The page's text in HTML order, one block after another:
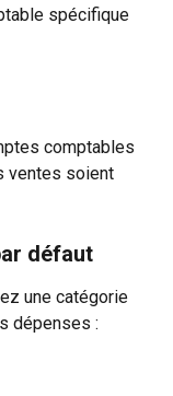
spécifique
comptables
ventes soient
défaut
une catégorie
dépenses :